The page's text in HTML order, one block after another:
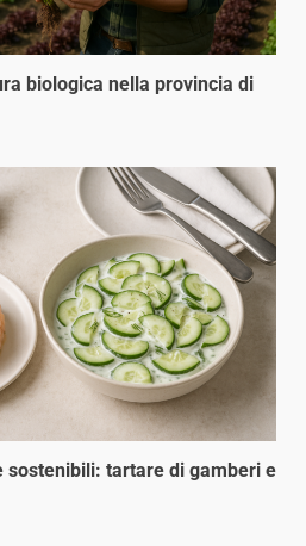
biologica nella provincia di
sostenibili: tartare di gamberi e